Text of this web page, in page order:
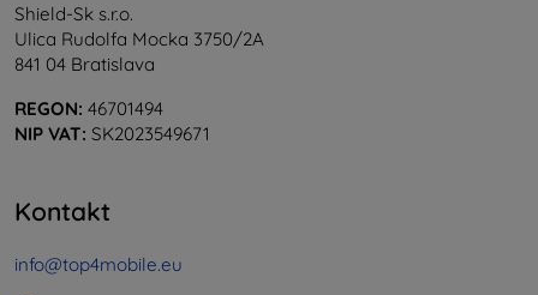
Shield-Sk s.r.o.
Ulica Rudolfa Mocka 3750/2A
841 04 Bratislava
REGON: 46701494
NIP VAT: SK2023549671
Kontakt
info@top4mobile.eu